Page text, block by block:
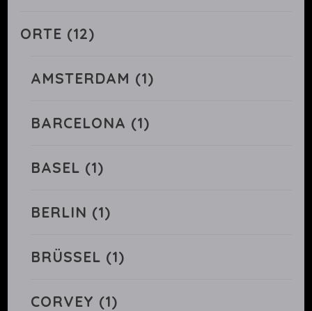
ORTE (12)
AMSTERDAM (1)
BARCELONA (1)
BASEL (1)
BERLIN (1)
BRÜSSEL (1)
CORVEY (1)